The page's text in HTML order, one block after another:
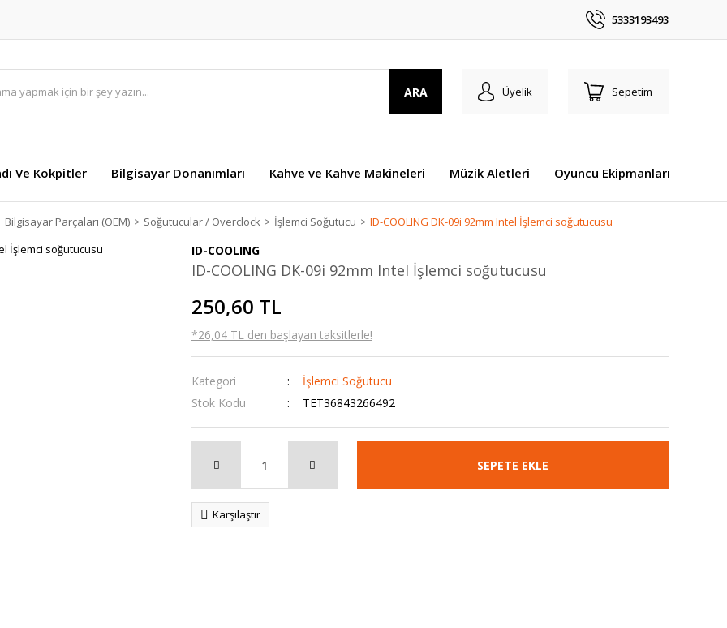
5333193493
ARA Üyelik Sepetim
Ve Kokpitler Bilgisayar Donanımları Kahve ve Kahve Makineleri Müzik Aletleri Oyuncu Ekipmanları
Bilgisayar Parçaları (OEM) Soğutucular / Overclock İşlemci Soğutucu ID-COOLING DK-09i 92mm Intel İşlemci soğutucusu
ID-COOLING
ID-COOLING DK-09i 92mm Intel İşlemci soğutucusu
250,60 TL
*26,04 TL den başlayan taksitlerle!
Kategori
İşlemci Soğutucu
Stok Kodu
TET36843266492
SEPETE EKLE
Karşılaştır